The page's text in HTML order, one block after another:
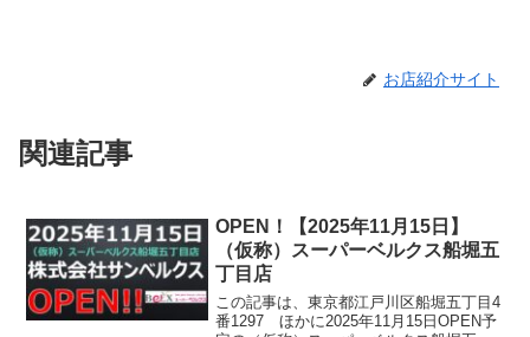
お店紹介サイト
関連記事
OPEN！【2025年11月15日】
（仮称）スーパーベルクス船堀五
丁目店
この記事は、東京都江戸川区船堀五丁目4
番1297 ほかに2025年11月15日OPEN予